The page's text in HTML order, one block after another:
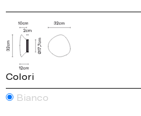
Colori
Bianco